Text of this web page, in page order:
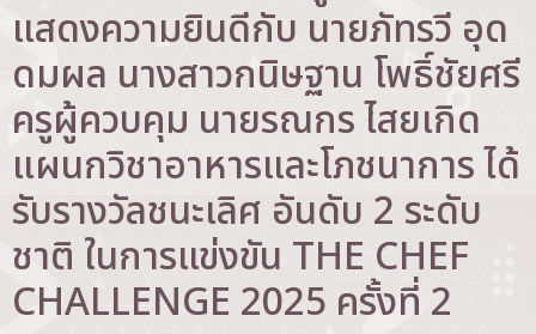
แสดงความยินดีกับ นายภัทรวี อุด
ดมผล นางสาวกนิษฐาน โพธิ์ชัยศรี
ครูผู้ควบคุม นายรณกร ไสยเกิด
แผนกวิชาอาหารและโภชนาการ ได้
รับรางวัลชนะเลิศ อันดับ 2 ระดับ
ชาติ ในการแข่งขัน THE CHEF
CHALLENGE 2025 ครั้งที่ 2